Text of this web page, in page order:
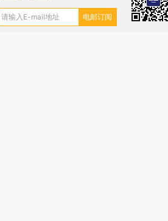
跨国走私7万
进第四届链博